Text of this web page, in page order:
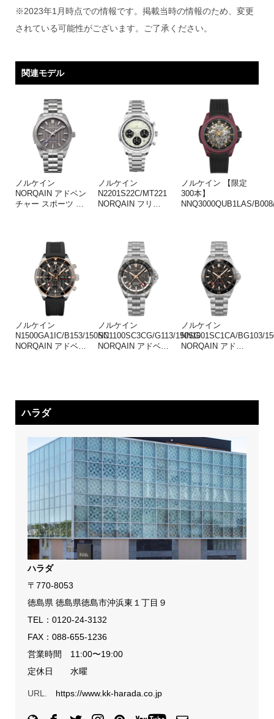
※2023年1月時点での情報です。掲載当時の情報のため、変更
されている可能性がございます。ご了承ください。
関連モデル
ノルケイン
NORQAIN アドベン
チャー スポーツ
ノルケイン
N2201S22C/MT221
NORQAIN フリ
ノルケイン 【限定
300本】
NNQ3000QUB1LAS/
ノルケイン
N1500GA1IC/B153/150SC
NORQAIN アドベ…
ノルケイン
NN1100SC3CG/G113/150SG
NORQAIN アドベ…
ノルケイン
NN1001SC1CA/BG103/
NORQAIN アド…
ハラダ
ハラダ
〒770-8053
徳島県 徳島県徳島市沖浜東１丁目９
TEL： 0120-24-3132
FAX：088-655-1236
営業時間 11:00〜19:00
定休日 水曜
URL. https://www.kk-harada.co.jp